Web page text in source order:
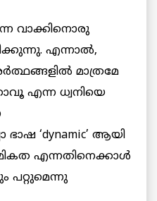
വാക്കിനൊരു
എന്നാല്‍,
മാത്രമേ
എന്ന ധ്വനിയെ
‘dynamic’ ആയി
എന്നതിനെക്കാള്‍
പറ്റുമെന്നു